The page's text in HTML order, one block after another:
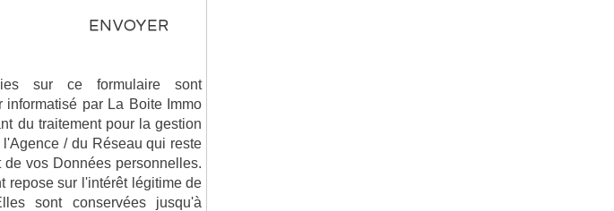
ENVOYER
sur ce formulaire sont
par La Boite Immo
du traitement pour la gestion
/ du Réseau qui reste
vos Données personnelles.
repose sur l'intérêt légitime de
sont conservées jusqu'à